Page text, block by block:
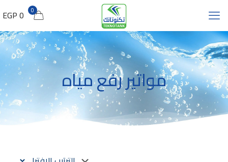
0
0 EGP
مواتير رفع مياه